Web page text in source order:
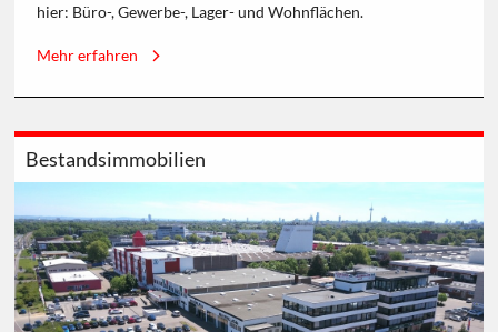
hier: Büro-, Gewerbe-, Lager- und Wohnflächen.
Mehr erfahren
Bestandsimmobilien